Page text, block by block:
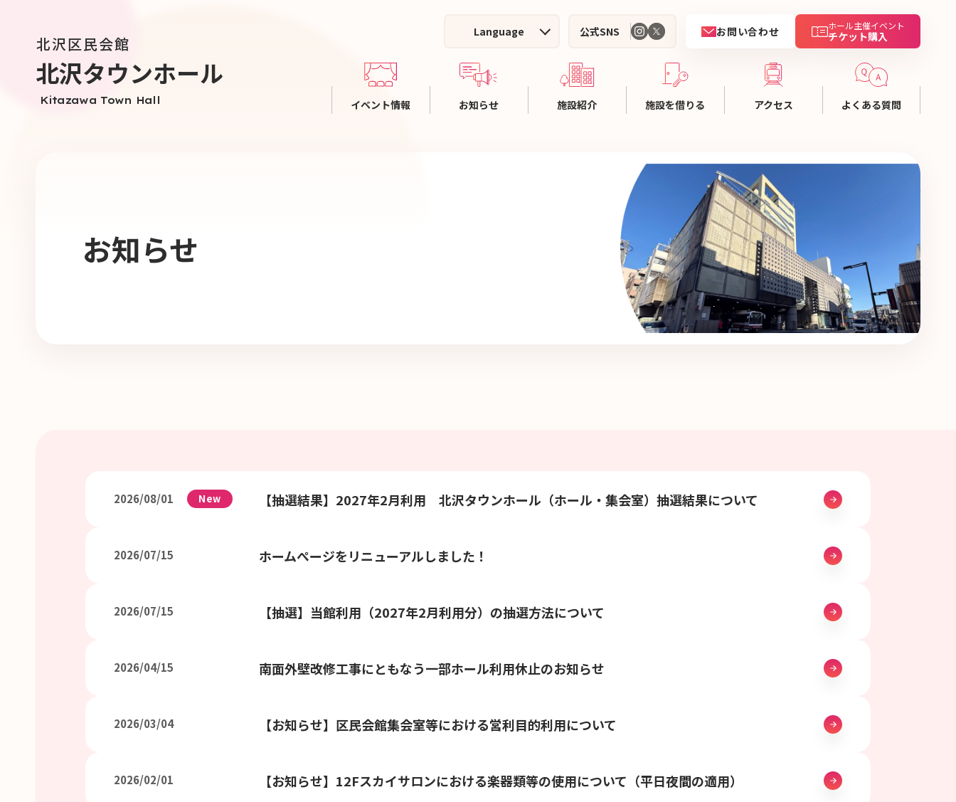
北沢区民会館
北沢タウンホール
Kitazawa Town Hall
Language 公式SNS お問い合わせ ホール主催イベント
チケット購入
イベント情報 お知らせ 施設紹介 施設を借りる
料金一覧
施設資料
施設予約
アクセス よくある質問
お知らせ
2026/08/01 New 【抽選結果】2027年2月利用 北沢タウンホール（ホール・集会室）抽選結果について
2026/07/15 ホームぺージをリニューアルしました！
2026/07/15 【抽選】当館利用（2027年2月利用分）の抽選方法について
2026/04/15 南面外壁改修工事にともなう一部ホール利用休止のお知らせ
2026/03/04 【お知らせ】区民会館集会室等における営利目的利用について
2026/02/01 【お知らせ】12Fスカイサロンにおける楽器類等の使用について（平日夜間の適用）